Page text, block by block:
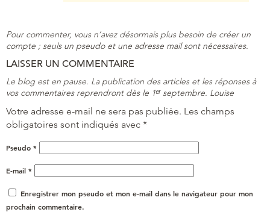
Pour commenter, vous n’avez désormais plus besoin de créer un
compte ; seuls un pseudo et une adresse mail sont nécessaires.
LAISSER UN COMMENTAIRE
Le blog est en pause. La publication des articles et les réponses à
vos commentaires reprendront dès le 1ᵉʳ septembre. Louise
Votre adresse e-mail ne sera pas publiée. Les champs
obligatoires sont indiqués avec *
Pseudo *
E-mail *
Enregistrer mon pseudo et mon e-mail dans le navigateur pour mon
prochain commentaire.